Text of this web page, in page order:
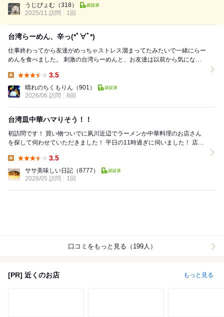
（上記のメニューを...
うじぴょむ （318）
2025/11 訪問
1回
台湾らーめん、辛っ(*ﾟ∀ﾟ*)
仕事終わってから友達がめっちゃストレス溜まってたみたいで一緒にらー
めんを食べました。 刺激の台湾らーめんと、お友達は以前から気になっ
3.5
晴れのちくもりん （901）
2026/06 訪問
8回
台湾皿中華ハマりそう！！
初訪問です！ 買い物ついでに夙川近辺でラーメンか中華料理のお店さん
を探して伺わせていただきました！ 平日の11時過ぎに伺いました！ 店内
3.5
ササ美味しい日記 （8777）
2026/05 訪問
1回
口コミをもっと見る（199人）
[PR] 近くのお店 もっと見る